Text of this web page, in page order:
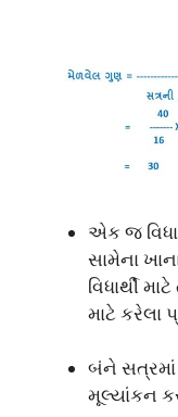
એક જ
સામેના
વિધાર્થી
માટે કરેલા
બંને સત્રમાં
મૂલ્યાંકન